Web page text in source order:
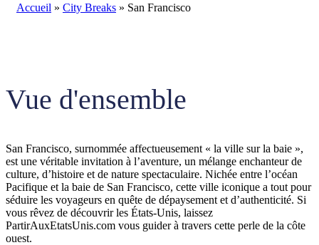
Accueil » City Breaks » San Francisco
Vue d'ensemble
San Francisco, surnommée affectueusement « la ville sur la baie »,
est une véritable invitation à l’aventure, un mélange enchanteur de
culture, d’histoire et de nature spectaculaire. Nichée entre l’océan
Pacifique et la baie de San Francisco, cette ville iconique a tout pour
séduire les voyageurs en quête de dépaysement et d’authenticité. Si
vous rêvez de découvrir les États-Unis, laissez
PartirAuxEtatsUnis.com vous guider à travers cette perle de la côte
ouest.